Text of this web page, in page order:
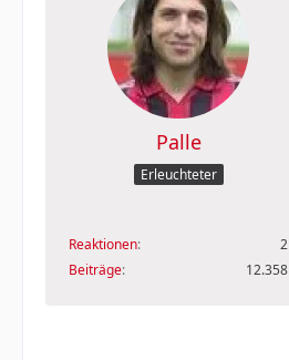
Palle
Erleuchteter
Reaktionen
2
Beiträge
12.358